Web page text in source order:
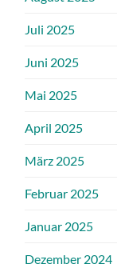
Juli 2025
Juni 2025
Mai 2025
April 2025
März 2025
Februar 2025
Januar 2025
Dezember 2024